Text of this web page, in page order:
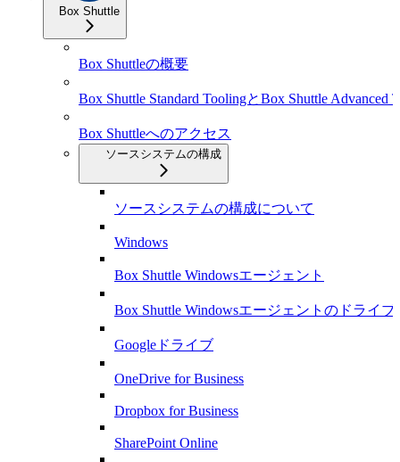
Box Shuttle
Box Shuttleの概要
Box Shuttle Standard ToolingとBox Shuttle Advanced
Box Shuttleへのアクセス
ソースシステムの構成
ソースシステムの構成について
Windows
Box Shuttle Windowsエージェント
Box Shuttle Windowsエージェントのドライ
Googleドライブ
OneDrive for Business
Dropbox for Business
SharePoint Online